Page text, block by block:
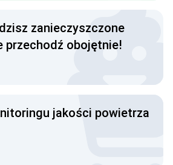
zanieczyszczone
przechodź obojętnie!
jakości powietrza